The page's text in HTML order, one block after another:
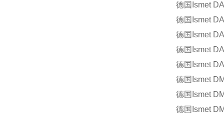
德国 Ismet
德国 Ismet
德国 Ismet
德国 Ismet
德国 Ismet
德国 Ismet
德国 Ismet
德国 Ismet